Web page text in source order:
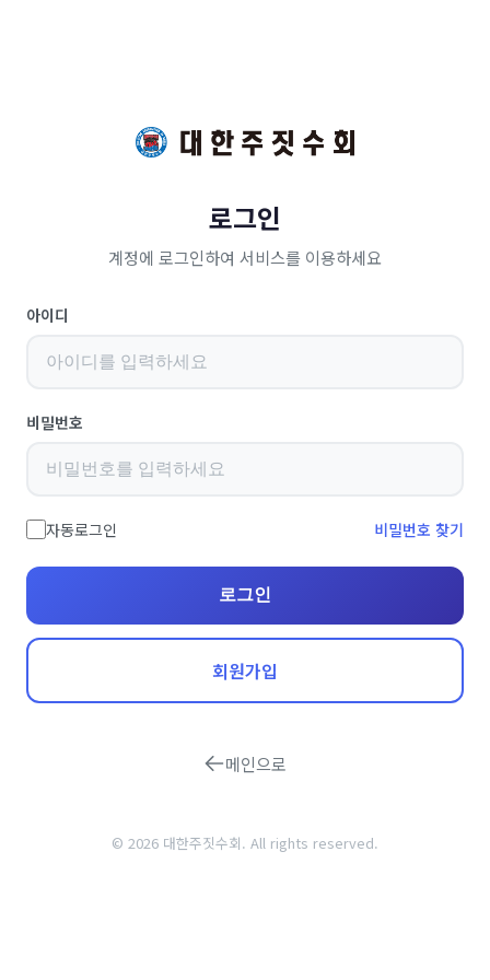
로그인
계정에 로그인하여 서비스를 이용하세요
아이디
비밀번호
자동로그인 비밀번호 찾기
로그인
회원가입
메인으로
© 2026 대한주짓수회. All rights reserved.